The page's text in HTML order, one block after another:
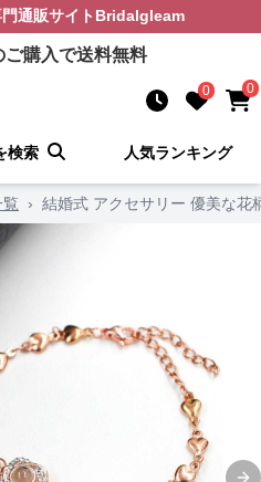
通販サイト Bridalgleam
ご購入で送料無料
0 0
検索 人気ランキング
› 結婚式 アクセサリー 優美な花